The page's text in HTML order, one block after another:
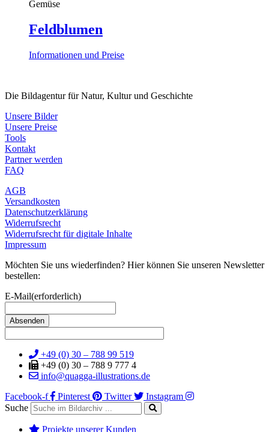
Gemüse
Feldblumen
Informationen und Preise
Die Bildagentur für Natur, Kultur und Geschichte
Unsere Bilder
Unsere Preise
Tools
Kontakt
Partner werden
FAQ
AGB
Versandkosten
Datenschutzerklärung
Widerrufsrecht
Widerrufsrecht für digitale Inhalte
Impressum
Möchten Sie uns wiederfinden? Hier können Sie unseren Newsletter
bestellen:
E-Mail(erforderlich)
+49 (0) 30 – 788 99 519
+49 (0) 30 – 788 9 777 4
info@quagga-illustrations.de
Facebook-f
Pinterest Twitter
Instagram
Suche
Projekte unserer Kunden